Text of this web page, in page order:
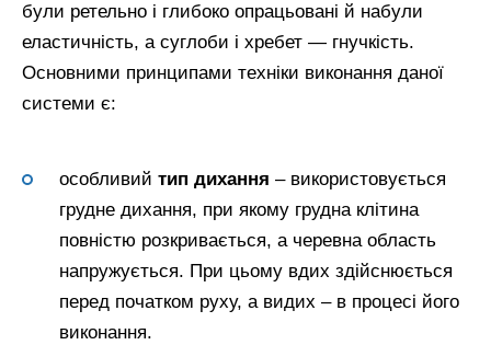
були ретельно і глибоко опрацьовані й набули
еластичність, а суглоби і хребет — гнучкість.
Основними принципами техніки виконання даної
системи є:
особливий тип дихання – використовується
грудне дихання, при якому грудна клітина
повністю розкривається, а черевна область
напружується. При цьому вдих здійснюється
перед початком руху, а видих – в процесі його
виконання.